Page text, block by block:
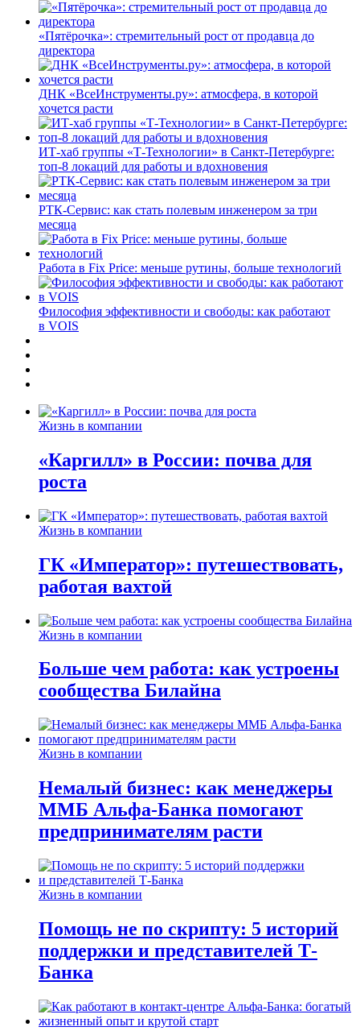
«Пятёрочка»: стремительный рост от продавца до
директора
ДНК «ВсеИнструменты.ру»: атмосфера, в которой
хочется расти
ИТ-хаб группы «Т-Технологии» в Санкт-Петербурге:
топ-8 локаций для работы и вдохновения
РТК-Сервис: как стать полевым инженером за три
месяца
Работа в Fix Price: меньше рутины, больше технологий
Философия эффективности и свободы: как работают
в VOIS
Жизнь в компании
«Каргилл» в России: почва для
роста
Жизнь в компании
ГК «Император»: путешествовать,
работая вахтой
Жизнь в компании
Больше чем работа: как устроены
сообщества Билайна
Жизнь в компании
Немалый бизнес: как менеджеры
ММБ Альфа-Банка помогают
предпринимателям расти
Жизнь в компании
Помощь не по скрипту: 5 историй
поддержки и представителей Т-
Банка